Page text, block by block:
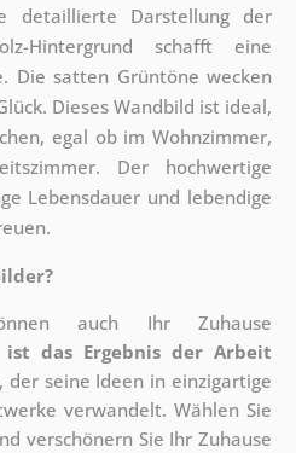
detaillierte Darstellung der
Hintergrund schafft eine
Die satten Grüntöne wecken
Dieses Wandbild ist ideal,
egal ob im Wohnzimmer,
Der hochwertige
Lebensdauer und lebendige
auch Ihr Zuhause
ist das Ergebnis der Arbeit
der seine Ideen in einzigartige
verwandelt. Wählen Sie
verschönern Sie Ihr Zuhause